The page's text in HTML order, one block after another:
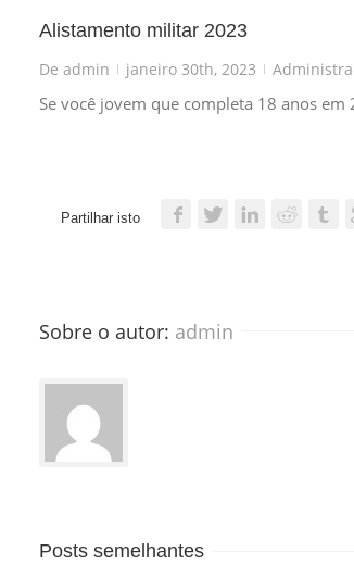
Alistamento militar 2023
De admin | janeiro 30th, 2023 |
Se você jovem que completa 18 anos
Partilhar isto
Sobre o autor: admin
Posts semelhantes